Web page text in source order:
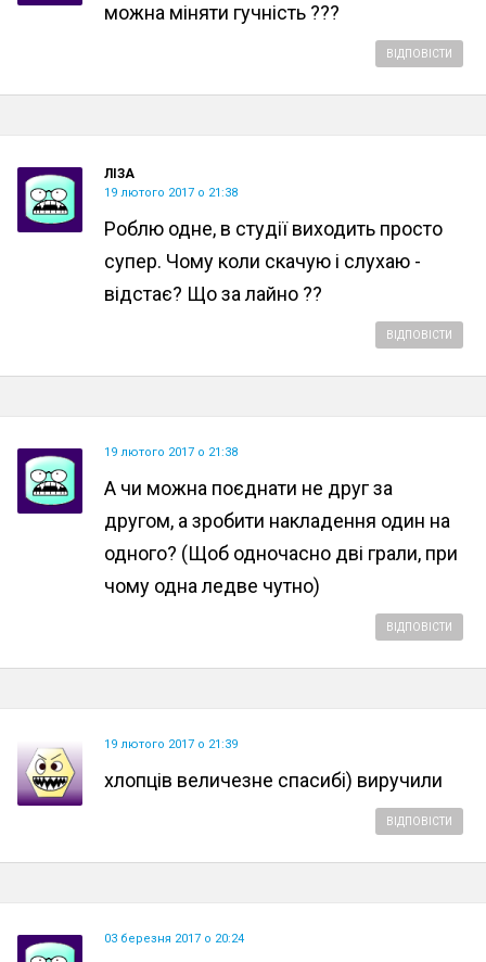
можна міняти гучність ???
ВІДПОВІСТИ
ЛІЗА
19 лютого 2017 о 21:38
Роблю одне, в студії виходить просто
супер. Чому коли скачую і слухаю -
відстає? Що за лайно ??
ВІДПОВІСТИ
19 лютого 2017 о 21:38
А чи можна поєднати не друг за
другом, а зробити накладення один на
одного? (Щоб одночасно дві грали, при
чому одна ледве чутно)
ВІДПОВІСТИ
19 лютого 2017 о 21:39
хлопців величезне спасибі) виручили
ВІДПОВІСТИ
03 березня 2017 о 20:24